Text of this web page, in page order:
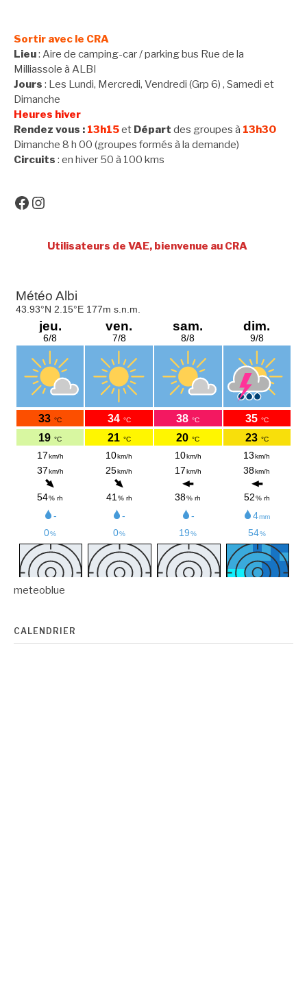
suite
Sortir avec le CRA
Lieu: Aire de camping-car / parking bus Rue de la
Milliassole à ALBI
Jours : Les Lundi, Mercredi, Vendredi (Grp 6) , Samedi et
Dimanche
Heures hiver
Rendez vous : 13h15et Départ des groupes à 13h30
Dimanche 8 h 00 (groupes formés à la demande)
Circuits : en hiver 50 à 100 kms
Facebook
Instagram
Utilisateurs de VAE, bienvenue au CRA
meteoblue
CALENDRIER